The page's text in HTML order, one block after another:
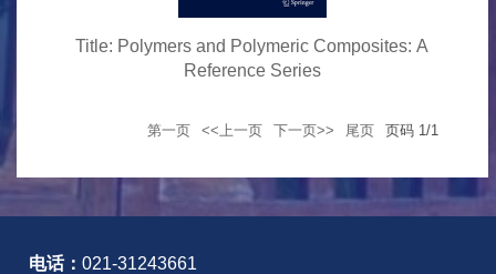
Title: Polymers and Polymeric Composites: A
Reference Series
第一页 <<上一页 下一页>> 尾页 页码 1/1
电话：021-31243661